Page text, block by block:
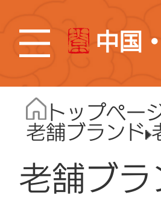
中国
トップペー
老舗ブランド
老舗ブラ